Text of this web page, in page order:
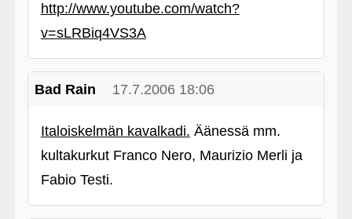
http://www.youtube.com/watch?
v=sLRBiq4VS3A
Bad Rain 17.7.2006 18:06
Italoiskelmän kavalkadi. Äänessä mm.
kultakurkut Franco Nero, Maurizio Merli ja
Fabio Testi.